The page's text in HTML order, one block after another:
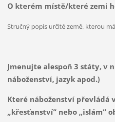
O kterém místě/které zemi
Stručný popis určité země, kterou
Jmenujte alespoň 3 státy, v
náboženství, jazyk apod.)
Které náboženství převládá
„křesťanství“ nebo „islám“